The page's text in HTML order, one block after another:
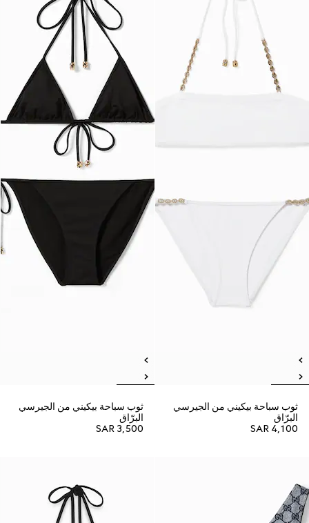
ثوب سباحة بيكيني من الجيرسي
البرّاق
SAR 4,100
ثوب سباحة بيكيني من الجيرسي
البرّاق
SAR 3,500